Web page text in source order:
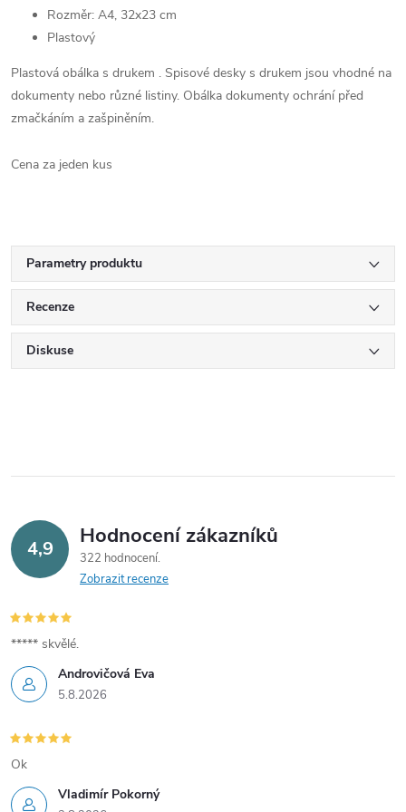
Rozměr: A4, 32x23 cm
Plastový
Plastová obálka s drukem . Spisové desky s drukem jsou vhodné na
dokumenty nebo různé listiny. Obálka dokumenty ochrání před
zmačkáním a zašpiněním.
Cena za jeden kus
Parametry produktu
Recenze
Diskuse
4,9 Hodnocení zákazníků
322 hodnocení
Zobrazit recenze
Androvičová Eva
5.8.2026
***** skvělé.
Vladimír Pokorný
Ok